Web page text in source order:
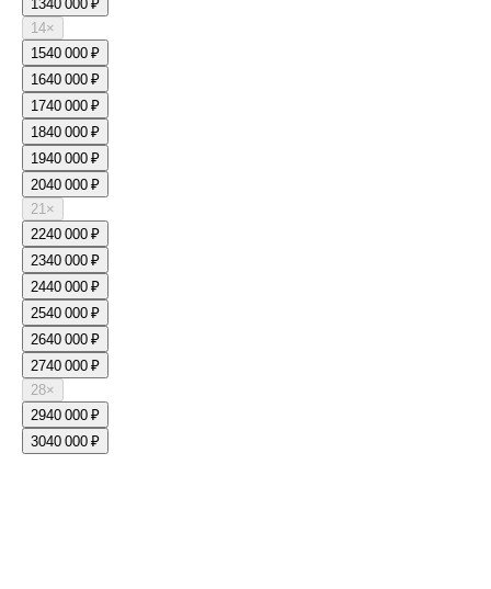
1340 000 ₽
14×
1540 000 ₽
1640 000 ₽
1740 000 ₽
1840 000 ₽
1940 000 ₽
2040 000 ₽
21×
2240 000 ₽
2340 000 ₽
2440 000 ₽
2540 000 ₽
2640 000 ₽
2740 000 ₽
28×
2940 000 ₽
3040 000 ₽